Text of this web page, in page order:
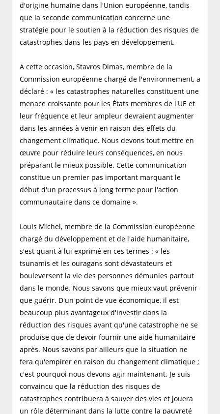
d'origine humaine dans l'Union européenne, tandis
que la seconde communication concerne une
stratégie pour le soutien à la réduction des risques de
catastrophes dans les pays en développement.
A cette occasion, Stavros Dimas, membre de la
Commission européenne chargé de l'environnement, a
déclaré : « les catastrophes naturelles constituent une
menace croissante pour les États membres de l'UE et
leur fréquence et leur ampleur devraient augmenter
dans les années à venir en raison des effets du
changement climatique. Nous devons tout mettre en
œuvre pour réduire leurs conséquences, en nous
préparant le mieux possible. Cette communication
constitue un premier pas important marquant le
début d'un processus à long terme pour l'action
communautaire dans ce domaine ».
Louis Michel, membre de la Commission européenne
chargé du développement et de l'aide humanitaire,
s'est quant à lui exprimé en ces termes : « les
tsunamis et les ouragans sont dévastateurs et
bouleversent la vie des personnes démunies partout
dans le monde. Nous savons que mieux vaut prévenir
que guérir. D'un point de vue économique, il est
beaucoup plus avantageux d'investir dans la
réduction des risques avant qu'une catastrophe ne se
produise que de devoir fournir une aide humanitaire
après. Nous savons par ailleurs que la situation ne
fera qu'empirer en raison du changement climatique ;
c'est pourquoi nous devons agir maintenant. Je suis
convaincu que la réduction des risques de
catastrophes contribuera à sauver des vies et jouera
un rôle déterminant dans la lutte contre la pauvreté